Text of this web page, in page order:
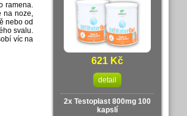
ramena.
na noze,
nebo od
svalu.
víc na
621 Kč
detail
2x Testoplast 800mg 100
kapslí